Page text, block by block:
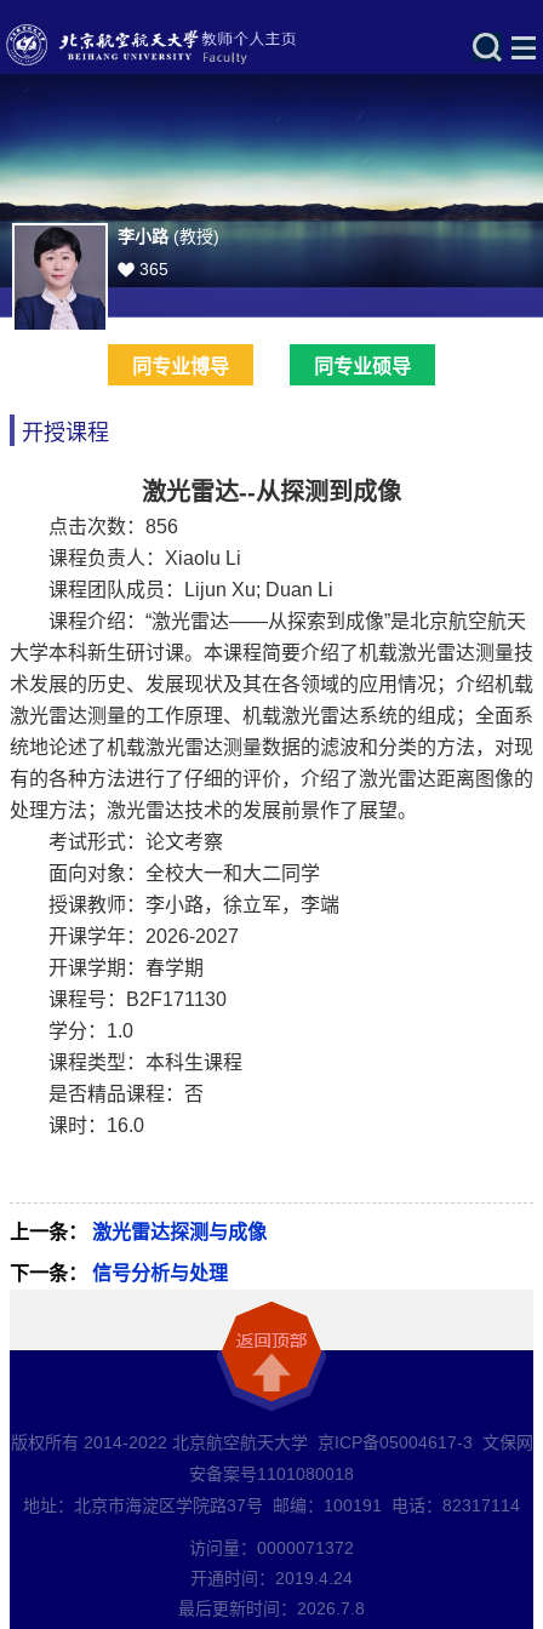
李小路(教授)
365
同专业博导 同专业硕导
开授课程
激光雷达--从探测到成像
点击次数： 856
课程负责人：Xiaolu Li
课程团队成员：Lijun Xu; Duan Li
课程介绍：“激光雷达——从探索到成像”是北京航空航天
大学本科新生研讨课。本课程简要介绍了机载激光雷达测量技
术发展的历史、发展现状及其在各领域的应用情况；介绍机载
激光雷达测量的工作原理、机载激光雷达系统的组成；全面系
统地论述了机载激光雷达测量数据的滤波和分类的方法，对现
有的各种方法进行了仔细的评价，介绍了激光雷达距离图像的
处理方法；激光雷达技术的发展前景作了展望。
考试形式：论文考察
面向对象：全校大一和大二同学
授课教师：李小路，徐立军，李端
开课学年：2026-2027
开课学期：春学期
课程号：B2F171130
学分：1.0
课程类型：本科生课程
是否精品课程：否
课时：16.0
上一条：
激光雷达探测与成像
下一条：
信号分析与处理
版权所有 2014-2022 北京航空航天大学 京ICP备05004617-3 文保网
安备案号1101080018
地址：北京市海淀区学院路37号 邮编：100191 电话：82317114
访问量： 0000071372
开通时间： 2019 4 24
最后更新时间： 2026 7 8